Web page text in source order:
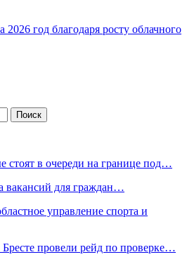
год благодаря росту облачного
стоят в очереди на границе под…
вакансий для граждан…
управление спорта и
провели рейд по проверке…